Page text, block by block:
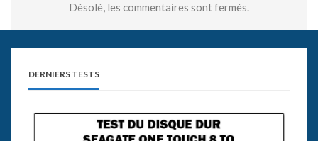
Désolé, les commentaires sont fermés.
DERNIERS TESTS